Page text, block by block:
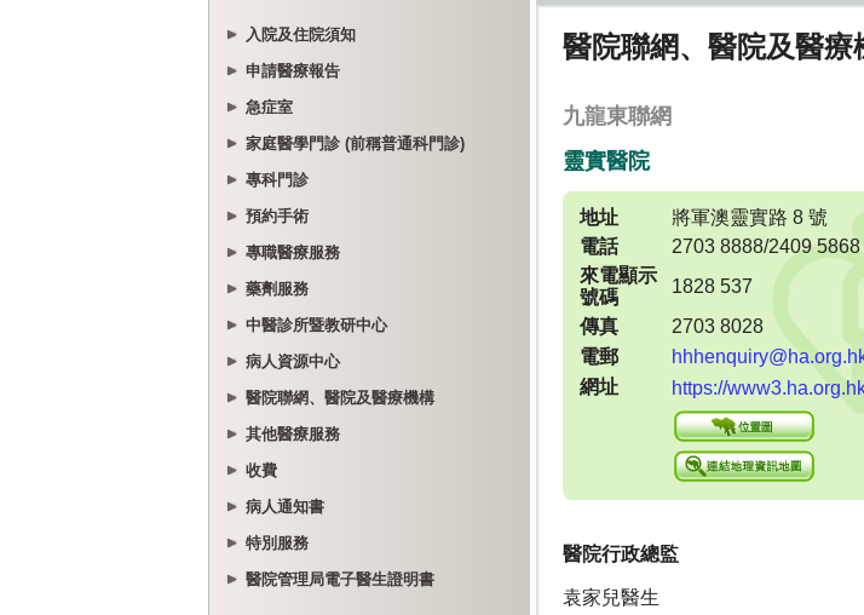
入院及住院須知
申請醫療報告
急症室
家庭醫學門診 (前稱普通科門診)
專科門診
預約手術
專職醫療服務
藥劑服務
中醫診所暨教研中心
病人資源中心
醫院聯網、醫院及醫療機構
其他醫療服務
收費
病人通知書
特別服務
醫院管理局電子醫生證明書